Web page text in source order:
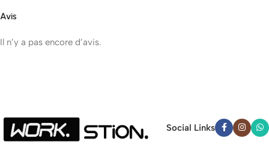
Avis
Il n’y a pas encore d’avis.
Social Links